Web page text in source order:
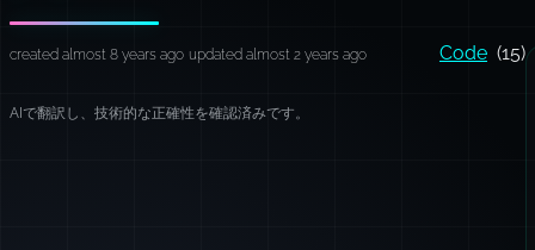
created almost 8 years ago updated almost 2 years ago Code (15)
AIで翻訳し、技術的な正確性を確認済みです。